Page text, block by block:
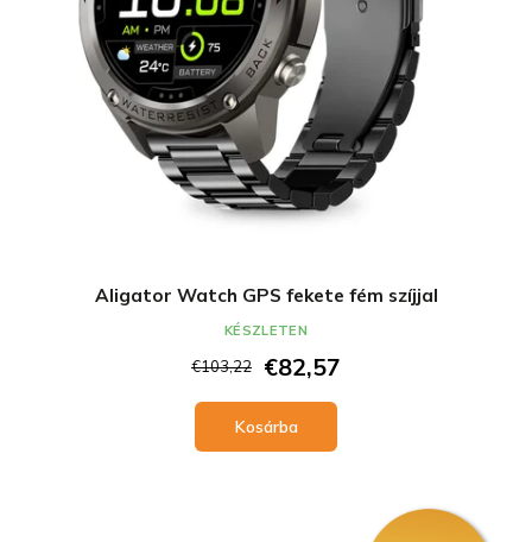
z
é
s
e
Aligator Watch GPS fekete fém szíjjal
€103,22 €82,57
Kosárba
KÉSZLETEN